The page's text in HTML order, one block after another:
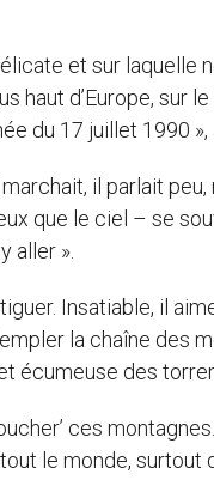
et sur
haut d’Europe, sur
du 17 juillet 1990 »,
il parlait
que le ciel – se
aller ».
Insatiable, il
la chaîne des
écumeuse des
ces
le monde, surtout